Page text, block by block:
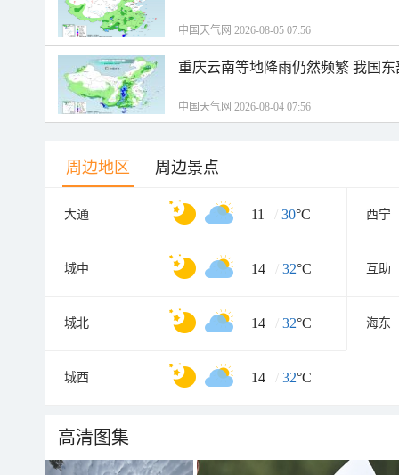
中国天气网 2026-08-05 07:56
重庆云南等地降雨仍然频繁 我国
中国天气网 2026-08-04 07:56
周边地区 周边景点
大通 11 / 30°C 西宁
城中 14 / 32°C 互助
城北 14 / 32°C 海东
城西 14 / 32°C
高清图集